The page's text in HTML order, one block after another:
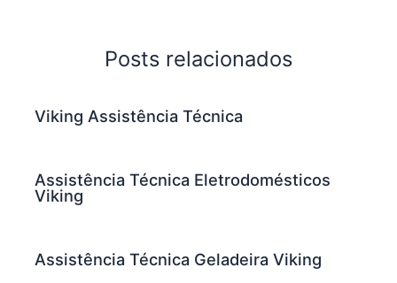
Posts relacionados
Viking Assistência Técnica
Assistência Técnica Eletrodomésticos
Viking
Assistência Técnica Geladeira Viking